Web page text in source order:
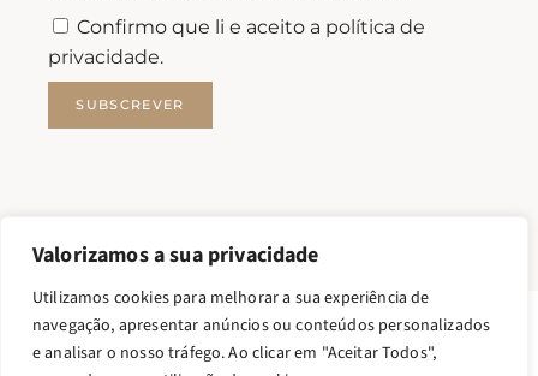
Valorizamos a sua privacidade
Utilizamos cookies para melhorar a sua experiência de
navegação, apresentar anúncios ou conteúdos personalizados
e analisar o nosso tráfego. Ao clicar em "Aceitar Todos",
Confirmo que li e aceito a política de
privacidade.
SUBSCREVER
FILSTONE – COMÉRCIO DE ROCHAS S.A.